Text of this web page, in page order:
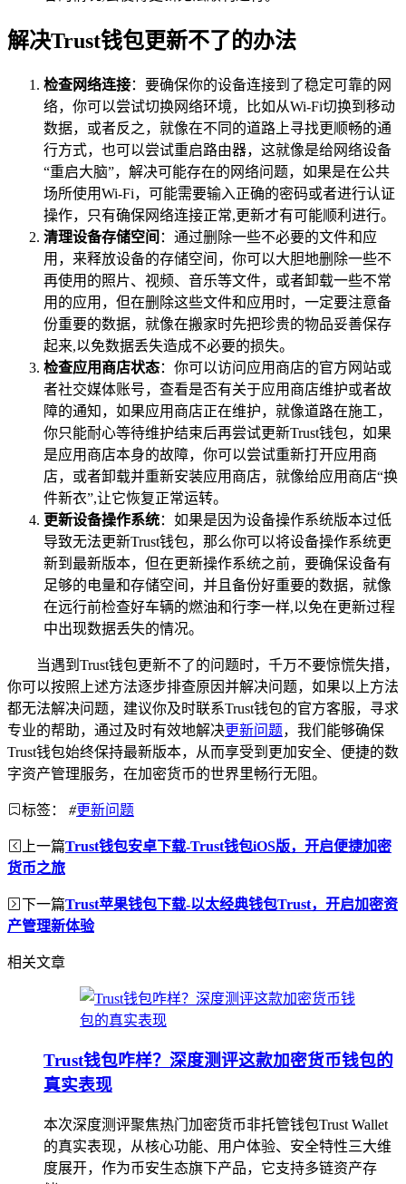
解决Trust钱包更新不了的办法
检查网络连接：要确保你的设备连接到了稳定可靠的网
络，你可以尝试切换网络环境，比如从Wi-Fi切换到移动
数据，或者反之，就像在不同的道路上寻找更顺畅的通
行方式，也可以尝试重启路由器，这就像是给网络设备
“重启大脑”，解决可能存在的网络问题，如果是在公共
场所使用Wi-Fi，可能需要输入正确的密码或者进行认证
操作，只有确保网络连接正常,更新才有可能顺利进行。
清理设备存储空间 ：通过删除一些不必要的文件和应
用，来释放设备的存储空间，你可以大胆地删除一些不
再使用的照片、视频、音乐等文件，或者卸载一些不常
用的应用，但在删除这些文件和应用时，一定要注意备
份重要的数据，就像在搬家时先把珍贵的物品妥善保存
起来,以免数据丢失造成不必要的损失。
检查应用商店状态：你可以访问应用商店的官方网站或
者社交媒体账号，查看是否有关于应用商店维护或者故
障的通知，如果应用商店正在维护，就像道路在施工，
你只能耐心等待维护结束后再尝试更新Trust钱包，如果
是应用商店本身的故障，你可以尝试重新打开应用商
店，或者卸载并重新安装应用商店，就像给应用商店“换
件新衣”,让它恢复正常运转。
更新设备操作系统：如果是因为设备操作系统版本过低
导致无法更新Trust钱包，那么你可以将设备操作系统更
新到最新版本，但在更新操作系统之前，要确保设备有
足够的电量和存储空间，并且备份好重要的数据，就像
在远行前检查好车辆的燃油和行李一样,以免在更新过程
中出现数据丢失的情况。
当遇到Trust钱包更新不了的问题时，千万不要惊慌失措，
你可以按照上述方法逐步排查原因并解决问题，如果以上方法
都无法解决问题，建议你及时联系Trust钱包的官方客服，寻求
专业的帮助，通过及时有效地解决更新问题，我们能够确保
Trust钱包始终保持最新版本，从而享受到更加安全、便捷的数
字资产管理服务，在加密货币的世界里畅行无阻。
标签： #更新问题
上一篇Trust钱包安卓下载-Trust钱包iOS版，开启便捷加密
货币之旅
下一篇Trust苹果钱包下载-以太经典钱包Trust，开启加密资
产管理新体验
相关文章
Trust钱包咋样？深度测评这款加密货币钱包的
真实表现
本次深度测评聚焦热门加密货币非托管钱包Trust Wallet
的真实表现，从核心功能、用户体验、安全特性三大维
度展开，作为币安生态旗下产品，它支持多链资产存